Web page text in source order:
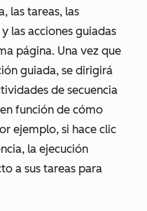
las tareas, las
las acciones guiadas
página. Una vez que
guiada, se dirigirá
de secuencia
función de cómo
ejemplo, si hace clic
la ejecución
a sus tareas para